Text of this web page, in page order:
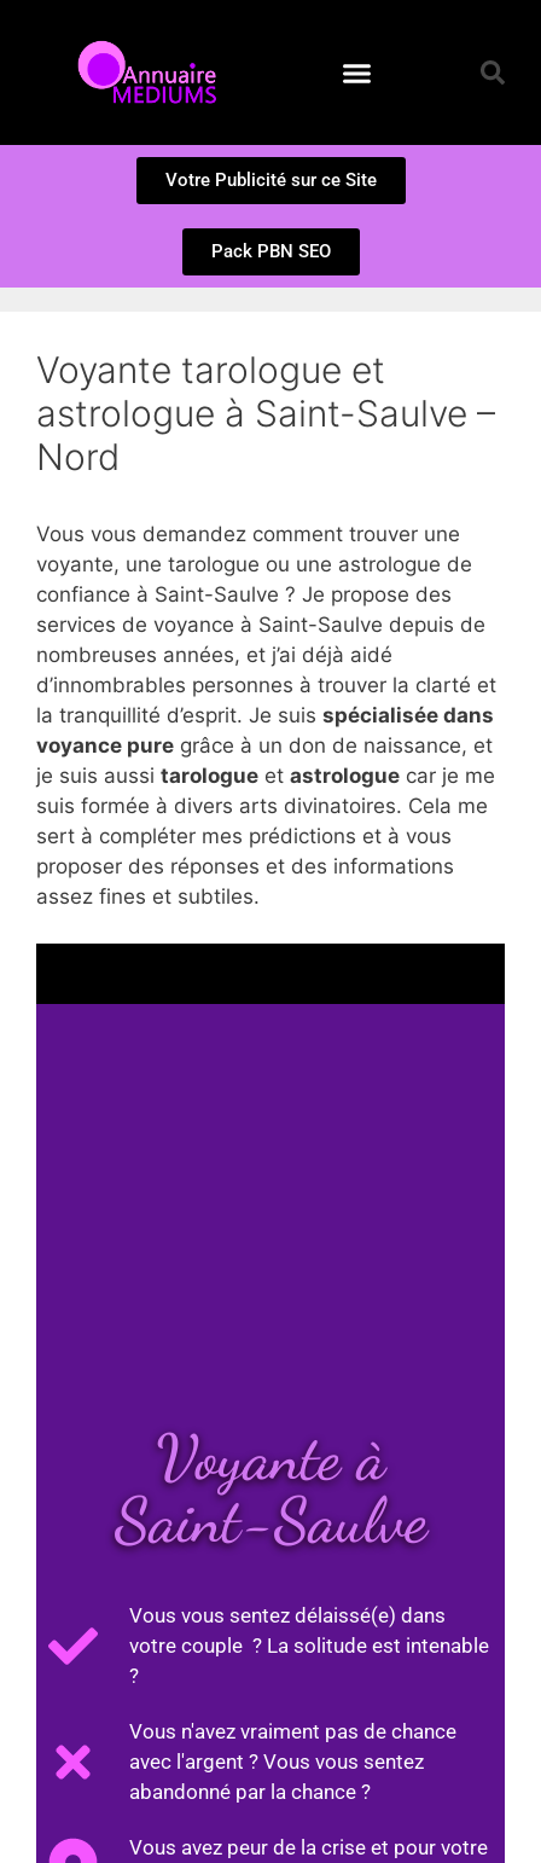
Votre Publicité sur ce Site
Pack PBN SEO
Voyante tarologue et
astrologue à Saint-Saulve –
Nord
Vous vous demandez comment trouver une
voyante, une tarologue ou une astrologue de
confiance à Saint-Saulve ? Je propose des
services de voyance à Saint-Saulve depuis de
nombreuses années, et j’ai déjà aidé
d’innombrables personnes à trouver la clarté et
la tranquillité d’esprit. Je suis spécialisée dans
voyance pure grâce à un don de naissance, et
je suis aussi tarologue et astrologue car je me
suis formée à divers arts divinatoires. Cela me
sert à compléter mes prédictions et à vous
proposer des réponses et des informations
assez fines et subtiles.
Voyante à
Saint-Saulve
Vous vous sentez délaissé(e) dans
votre couple ? La solitude est intenable
?
Vous n'avez vraiment pas de chance
avec l'argent ? Vous vous sentez
abandonné par la chance ?
Vous avez peur de la crise et pour votre